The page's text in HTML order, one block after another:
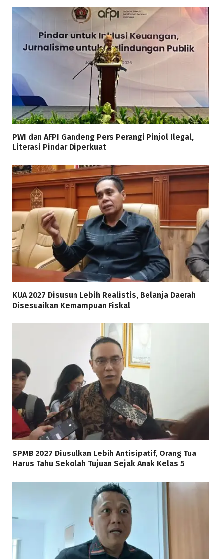
PWI dan AFPI Gandeng Pers Perangi Pinjol Ilegal,
Literasi Pindar Diperkuat
KUA 2027 Disusun Lebih Realistis, Belanja Daerah
Disesuaikan Kemampuan Fiskal
SPMB 2027 Diusulkan Lebih Antisipatif, Orang Tua
Harus Tahu Sekolah Tujuan Sejak Anak Kelas 5